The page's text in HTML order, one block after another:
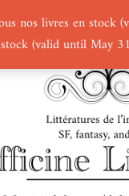
nos livres en stock
(valid until May